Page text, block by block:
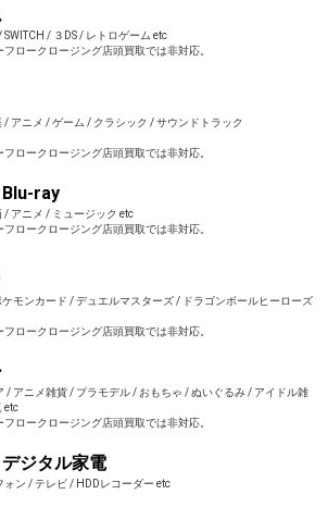
SWITCH / ３DS / レトロゲーム etc
ロークロージング店頭買取では非対応。
/ アニメ / ゲーム / クラシック / サウンドトラック
ロークロージング店頭買取では非対応。
Blu-ray
/ アニメ / ミュージック etc
ロークロージング店頭買取では非対応。
モンカード / デュエルマスターズ / ドラゴンボールヒーローズ
ロークロージング店頭買取では非対応。
/ アニメ雑貨 / プラモデル / おもちゃ / ぬいぐるみ / アイドル雑
etc
ロークロージング店頭買取では非対応。
ジタル家電
ォン / テレビ / HDDレコーダー etc